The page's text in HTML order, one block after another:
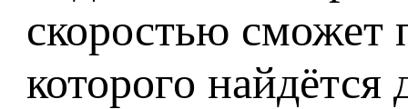
скоростью сможет
которого найдётся